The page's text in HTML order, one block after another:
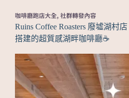
咖啡廳跑店大全, 社群轉發內容
Ruins Coffee Roasters 廢墟湖村
搭建的超質感湖畔咖啡廳☕️